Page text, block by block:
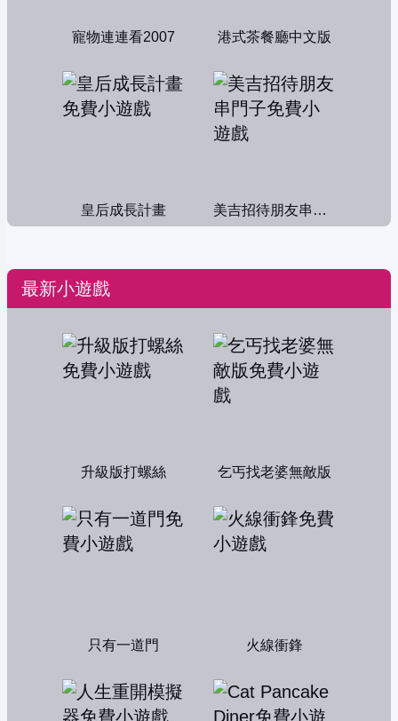
寵物連連看2007 港式茶餐廳中文版
皇后成長計畫 美吉招待朋友串門子
最新小遊戲
升級版打螺絲 乞丐找老婆無敵版
只有一道門 火線衝鋒